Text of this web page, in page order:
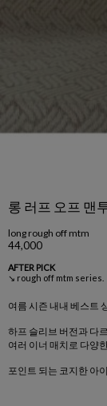
롱 러프 오프 맨
long rough off mtm
44,000
AFTER PICK
↘ rough off mtm series.
여름 시즌 내내 베스트
하프 슬리브 버전과 다
여러 이너 매치로 다양
포인트 되는 코지한 아